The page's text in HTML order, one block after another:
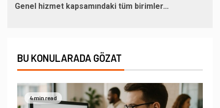
Genel hizmet kapsamındaki tüm birimler…
BU KONULARADA GÖZAT
4 min read